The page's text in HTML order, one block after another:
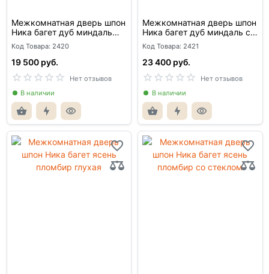
Межкомнатная дверь шпон
Ника багет дуб миндаль
глухая
Код Товара: 2420
19 500 руб.
Нет отзывов
В наличии
Межкомнатная дверь шпон
Ника багет дуб миндаль со
стеклом
Код Товара: 2421
23 400 руб.
Нет отзывов
В наличии